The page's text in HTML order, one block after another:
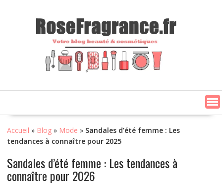
Accueil » Blog» Mode » Sandales d’été femme : Les
tendances à connaître pour 2025
Sandales d’été femme : Les tendances à
connaître pour 2026